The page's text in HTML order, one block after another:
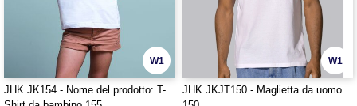
W1
JHK JK154 - Nome del prodotto: T-
W1
JHK JKJT150 - Maglietta da uomo